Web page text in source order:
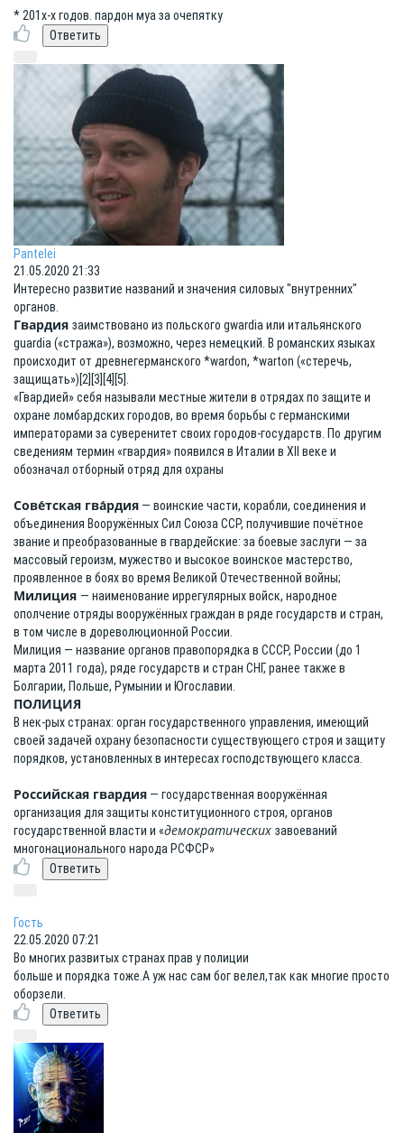
* 201х-х годов. пардон муа за очепятку
Pantelei
21.05.2020 21:33
Интересно развитие названий и значения силовых "внутренних"
органов.
Гвардия заимствовано из польского gwardia или итальянского
guardia («стража»), возможно, через немецкий. В романских языках
происходит от древнегерманского *wardon, *warton («стеречь,
защищать»)[2][3][4][5].
«Гвардией» себя называли местные жители в отрядах по защите и
охране ломбардских городов, во время борьбы с германскими
императорами за суверенитет своих городов-государств. По другим
сведениям термин «гвардия» появился в Италии в XII веке и
обозначал отборный отряд для охраны
Сове́тская гва́рдия — воинские части, корабли, соединения и
объединения Вооружённых Сил Союза ССР, получившие почётное
звание и преобразованные в гвардейские: за боевые заслуги — за
массовый героизм, мужество и высокое воинское мастерство,
проявленное в боях во время Великой Отечественной войны;
Милиция — наименование иррегулярных войск, народное
ополчение отряды вооружённых граждан в ряде государств и стран,
в том числе в дореволюционной России.
Милиция — название органов правопорядка в СССР, России (до 1
марта 2011 года), ряде государств и стран СНГ, ранее также в
Болгарии, Польше, Румынии и Югославии.
ПОЛИ́ЦИЯ
В нек-рых странах: орган государственного управления, имеющий
своей задачей охрану безопасности существующего строя и защиту
порядков, установленных в интересах господствующего класса.
Российская гвардия — государственная вооружённая
организация для защиты конституционного строя, органов
государственной власти и «демократических завоеваний
многонационального народа РСФСР»
Гость
22.05.2020 07:21
Во многих развитых странах прав у полиции
больше и порядка тоже.А уж нас сам бог велел,так как многие просто
оборзели.